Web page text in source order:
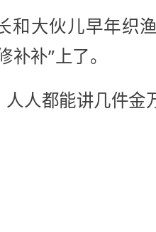
和大伙儿早年织
补补”上了。
人都能讲几件金